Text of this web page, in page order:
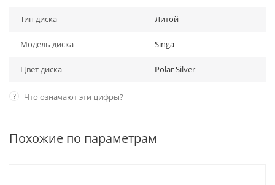
Тип диска Литой
Модель диска Singa
Цвет диска Polar Silver
? Что означают эти цифры?
Похожие по параметрам